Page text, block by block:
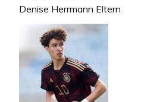
Denise Herrmann Eltern